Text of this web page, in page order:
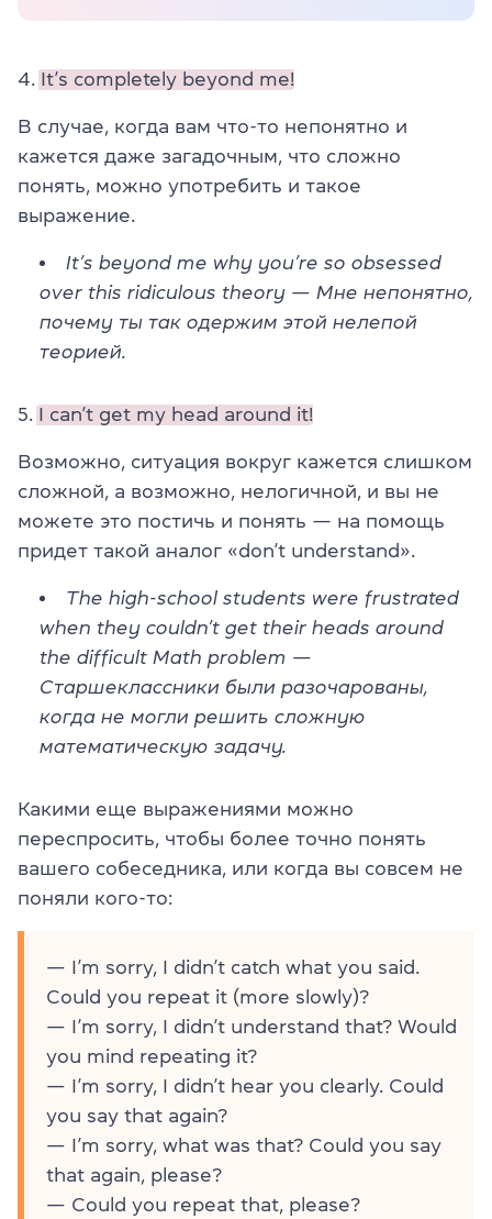
4. It’s completely beyond me!
В случае, когда вам что-то непонятно и
кажется даже загадочным, что сложно
понять, можно употребить и такое
выражение.
It’s beyond me why you’re so obsessed
over this ridiculous theory — Мне непонятно,
почему ты так одержим этой нелепой
теорией.
5. I can’t get my head around it!
Возможно, ситуация вокруг кажется слишком
сложной, а возможно, нелогичной, и вы не
можете это постичь и понять — на помощь
придет такой аналог «don’t understand».
The high-school students were frustrated
when they couldn’t get their heads around
the difficult Math problem —
Старшеклассники были разочарованы,
когда не могли решить сложную
математическую задачу.
Какими еще выражениями можно
переспросить, чтобы более точно понять
вашего собеседника, или когда вы совсем не
поняли кого-то:
— I’m sorry, I didn’t catch what you said.
Could you repeat it (more slowly)?
— I’m sorry, I didn’t understand that? Would
you mind repeating it?
— I’m sorry, I didn’t hear you clearly. Could
you say that again?
— I’m sorry, what was that? Could you say
that again, please?
— Could you repeat that, please?